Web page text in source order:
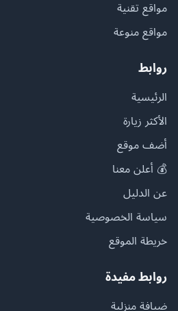
مواقع تقنية
مواقع منوعة
روابط
الرئيسية
الأكثر زيارة
أضف موقع
💰 أعلن معنا
عن الدليل
سياسة الخصوصية
خريطة الموقع
روابط مفيدة
ضيافة منزلية